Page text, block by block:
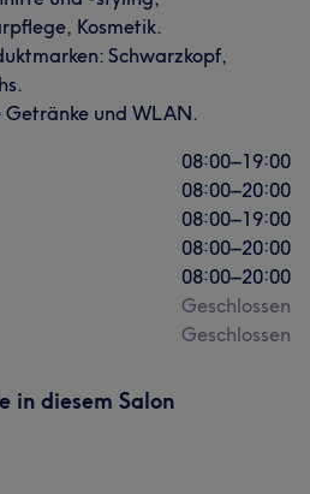
Kosmetik.
Schwarzkopf,
Getränke und WLAN.
08:00–19:00
08:00–20:00
08:00–19:00
08:00–20:00
08:00–20:00
Geschlossen
Geschlossen
in diesem Salon